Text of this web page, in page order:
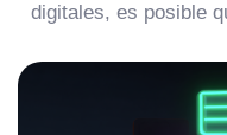
digitales, es posible